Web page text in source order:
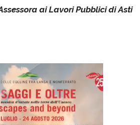
ai Lavori Pubblici di Asti